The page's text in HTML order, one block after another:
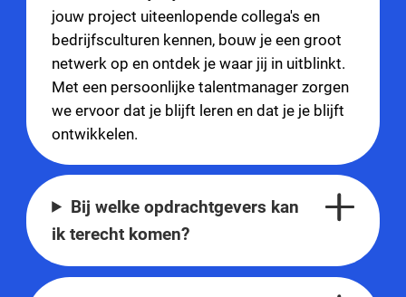
jouw project uiteenlopende collega's en
bedrijfsculturen kennen, bouw je een groot
netwerk op en ontdek je waar jij in uitblinkt.
Met een persoonlijke talentmanager zorgen
we ervoor dat je blijft leren en dat je je blijft
ontwikkelen.
Bij welke opdrachtgevers kan
ik terecht komen?